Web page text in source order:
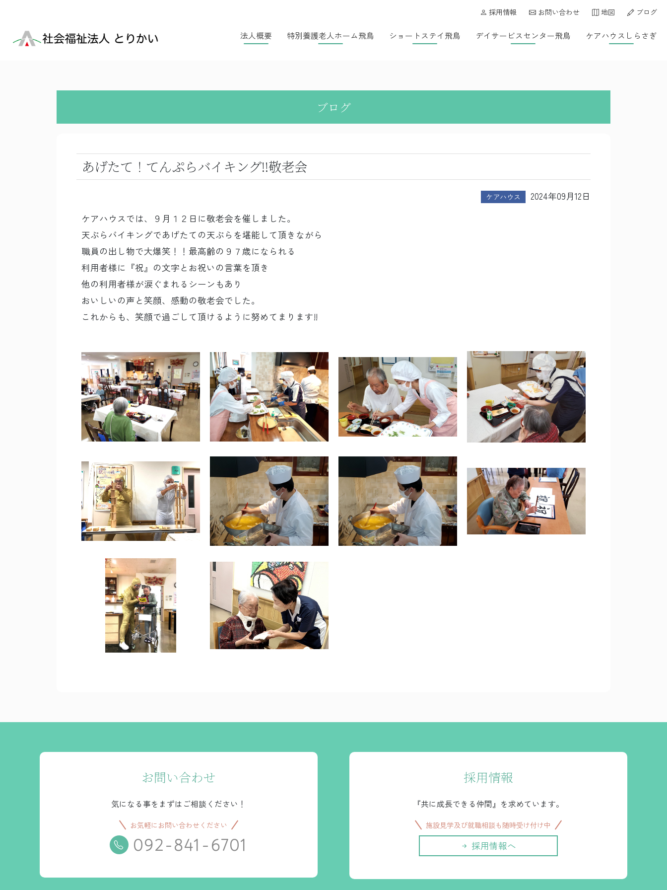
採用情報 お問い合わせ 地図 ブログ
法人概要 特別養護老人ホーム飛鳥 ショートステイ飛鳥 デイサービスセンター飛鳥 ケアハウスしらさぎ
ブログ
あげたて！てんぷらバイキング!!敬老会
ケアハウス
2024年09月12日
ケアハウスでは、９月１２日に敬老会を催しました。
天ぷらバイキングであげたての天ぷらを堪能して頂きながら
職員の出し物で大爆笑！！最高齢の９７歳になられる
利用者様に『祝』の文字とお祝いの言葉を頂き
他の利用者様が涙ぐまれるシーンもあり
おいしいの声と笑顔、感動の敬老会でした。
これからも、笑顔で過ごして頂けるように努めてまります!!
お問い合わせ
気になる事をまずはご相談ください！
お気軽にお問い合わせください
092-841-6701
採用情報
『共に成長できる仲間』を求めています。
施設見学及び就職相談も随時受け付け中
採用情報へ